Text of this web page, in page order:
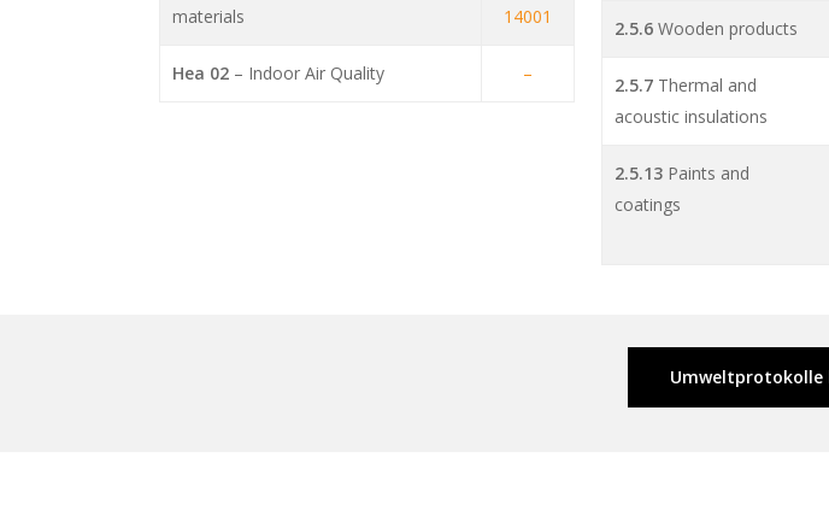
materials
14001
Hea 02 – Indoor Air Quality –
2.5.6Wooden products
2.5.7 Thermal and
acoustic insulations
2.5.13 Paints and
coatings
Umweltprotokolle